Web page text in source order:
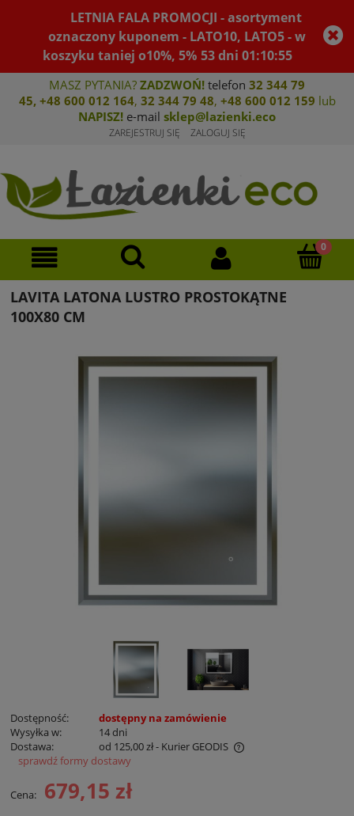
LETNIA FALA PROMOCJI - asortyment
oznaczony kuponem - LATO10, LATO5 - w
koszyku taniej o10%, 5% 53dni01:10:55
MASZ PYTANIA? ZADZWOŃ! telefon 32 344 79
45, +48 600 012 164, 32 344 79 48, +48 600 012 159 lub
NAPISZ! e-mail sklep@lazienki.eco
ZAREJESTRUJ SIĘ ZALOGUJ SIĘ
LAVITA LATONA LUSTRO PROSTOKĄTNE
100X80 CM
Dostępność:
dostępny na zamówienie
Wysyłka w:
14 dni
Dostawa:
od 125,00 zł- Kurier GEODIS
Cena nie zawiera ewentualnych kosztów płatności
sprawdź formy dostawy
Cena: 679,15 zł